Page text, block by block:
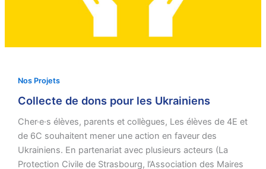
Nos Projets
Collecte de dons pour les Ukrainiens
Cher·e·s élèves, parents et collègues, Les élèves de 4E et
de 6C souhaitent mener une action en faveur des
Ukrainiens. En partenariat avec plusieurs acteurs (La
Protection Civile de Strasbourg, l’Association des Maires